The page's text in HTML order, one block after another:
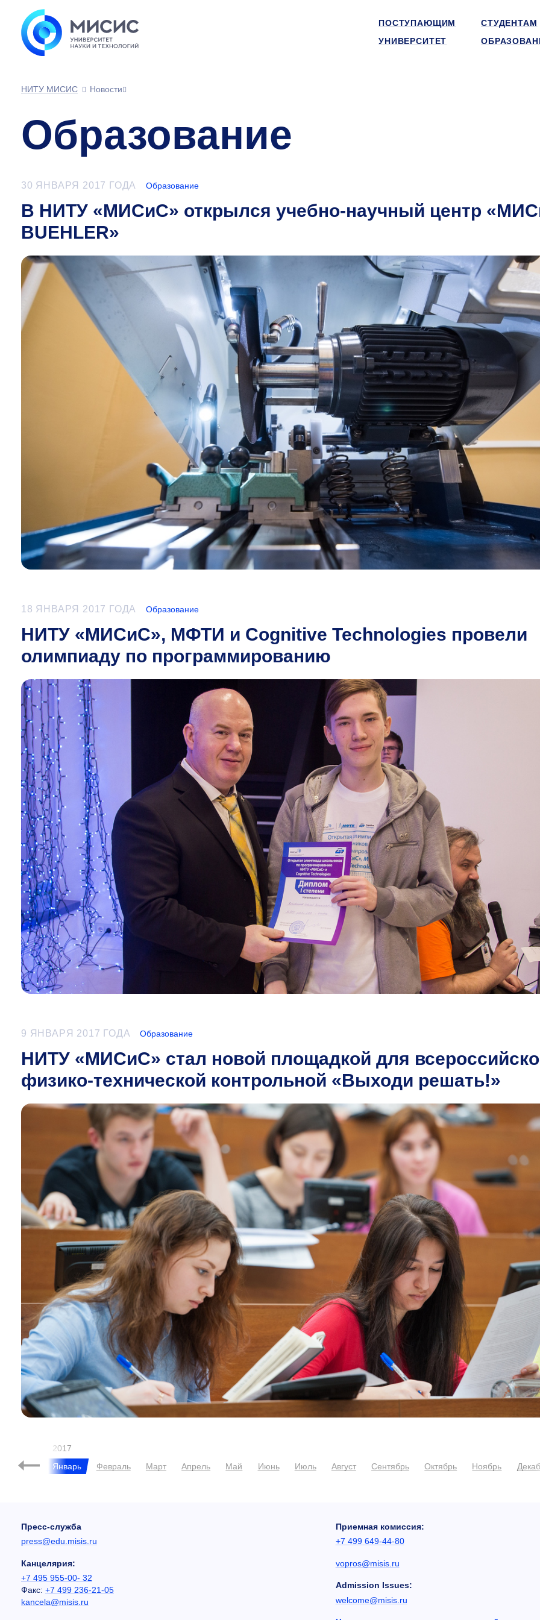
ПОСТУПАЮЩИМ
СТУДЕНТАМ
УНИВЕРСИТЕТ
НИТУ МИСИС Новости
Образование
30 ЯНВАРЯ 2017 ГОДА Образование
В НИТУ «МИСиС» открылся учебно-научный центр
BUEHLER»
18 ЯНВАРЯ 2017 ГОДА Образование
НИТУ «МИСиС», МФТИ и Cognitive Technologies провели
олимпиаду по программированию
9 ЯНВАРЯ 2017 ГОДА Образование
НИТУ «МИСиС» стал новой площадкой для
физико-технической контрольной «Выходи решать!»
2017
Январь
Февраль Март Апрель Май Июнь Июль Август Сентябрь Октябрь Ноябрь
Пресс-служба
press@edu.misis.ru
Канцелярия:
+7 495 955-00- 32
Факс: +7 499 236-21-05
kancela@misis.ru
Приемная комиссия:
+7 499 649-44-80
vopros@misis.ru
Admission Issues:
welcome@misis.ru